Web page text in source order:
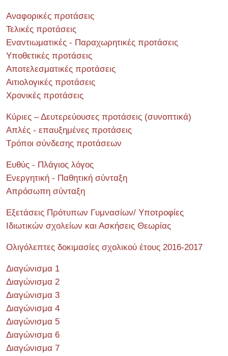
Αναφορικές προτάσεις
Τελικές προτάσεις
Εναντιωματικές - Παραχωρητικές προτάσεις
Υποθετικές προτάσεις
Αποτελεσματικές προτάσεις
Αιτιολογικές προτάσεις
Χρονικές προτάσεις
Κύριες – Δευτερεύουσες προτάσεις (συνοπτικά)
Απλές - επαυξημένες προτάσεις
Τρόποι σύνδεσης προτάσεων
Ευθύς - Πλάγιος λόγος
Ενεργητική - Παθητική σύνταξη
Απρόσωπη σύνταξη
Εξετάσεις Πρότυπων Γυμνασίων/ Υποτροφίες
Ιδιωτικών σχολείων και Ασκήσεις Θεωρίας
Ολιγόλεπτες δοκιμασίες σχολικού έτους 2016-2017
Διαγώνισμα 1
Διαγώνισμα 2
Διαγώνισμα 3
Διαγώνισμα 4
Διαγώνισμα 5
Διαγώνισμα 6
Διαγώνισμα 7